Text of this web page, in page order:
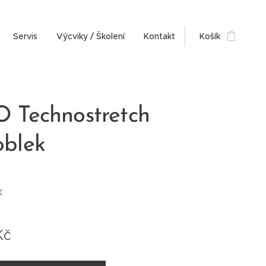
Servis Výcviky / Školení Kontakt Košík
Technostretch